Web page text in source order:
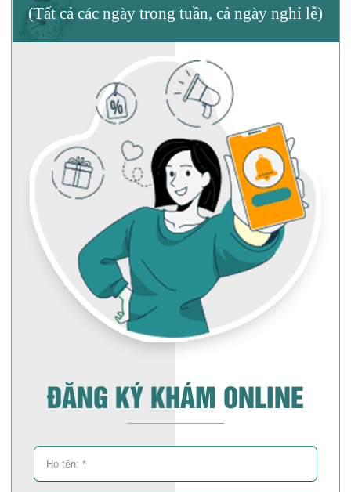
(Tất cả các ngày trong tuần, cả ngày nghỉ lễ)
ĐĂNG KÝ KHÁM ONLINE